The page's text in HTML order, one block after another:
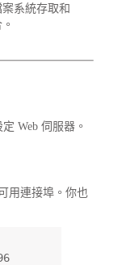
系統存取和
定 Web 伺服器。
用連接埠。你也